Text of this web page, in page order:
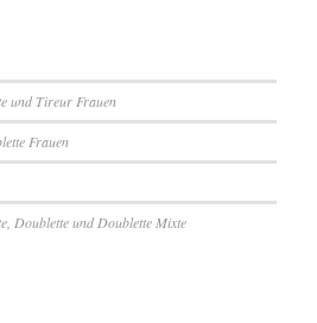
und Tireur Frauen
Frauen
Doublette und Doublette Mixte